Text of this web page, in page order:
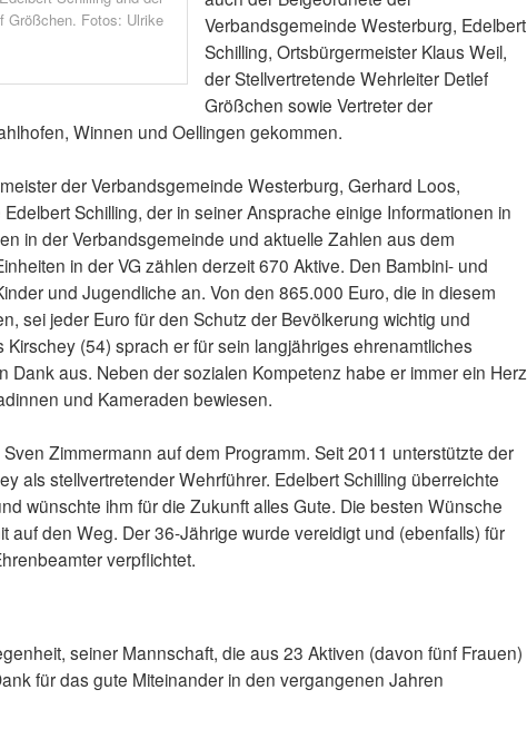
Größchen. Fotos: Ulrike
Verbandsgemeinde Westerburg, Edelbert
Schilling, Ortsbürgermeister Klaus Weil,
der Stellvertretende Wehrleiter Detlef
Größchen sowie Vertreter der
Winnen und Oellingen gekommen.
der Verbandsgemeinde Westerburg, Gerhard Loos,
Schilling, der in seiner Ansprache einige Informationen in
in der Verbandsgemeinde und aktuelle Zahlen aus dem
in der VG zählen derzeit 670 Aktive. Den Bambini- und
und Jugendliche an. Von den 865.000 Euro, die in diesem
sei jeder Euro für den Schutz der Bevölkerung wichtig und
Kirschey (54) sprach er für sein langjähriges ehrenamtliches
Dank aus. Neben der sozialen Kompetenz habe er immer ein Herz
und Kameraden bewiesen.
Zimmermann auf dem Programm. Seit 2011 unterstützte der
als stellvertretender Wehrführer. Edelbert Schilling überreichte
wünschte ihm für die Zukunft alles Gute. Die besten Wünsche
auf den Weg. Der 36-Jährige wurde vereidigt und (ebenfalls) für
verpflichtet.
seiner Mannschaft, die aus 23 Aktiven (davon fünf Frauen)
für das gute Miteinander in den vergangenen Jahren